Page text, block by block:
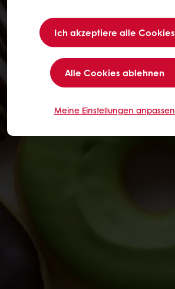
Ich akzeptiere alle Cookies
Alle Cookies ablehnen
Meine Einstellungen anpassen